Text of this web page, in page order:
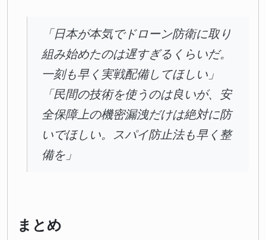
「日本が本気でドローン防衛に取り
組み始めたのは遅すぎるくらいだ。
一刻も早く実戦配備してほしい」
「民間の技術を使うのは良いが、安
全保障上の機密漏洩だけは絶対に防
いでほしい。スパイ防止法も早く整
備を」
まとめ